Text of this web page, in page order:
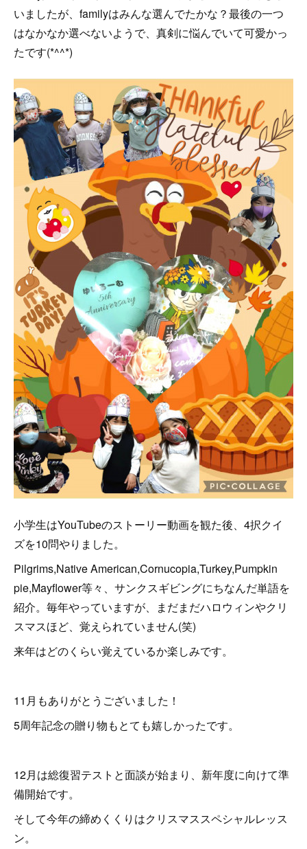
いましたが、familyはみんな選んでたかな？最後の一つ
はなかなか選べないようで、真剣に悩んでいて可愛かっ
たです(*^^*)
小学生はYouTubeのストーリー動画を観た後、4択クイ
ズを10問やりました。
Pilgrims,Native American,Cornucopia,Turkey,Pumpkin
pie,Mayflower等々、サンクスギビングにちなんだ単語を
紹介。毎年やっていますが、まだまだハロウィンやクリ
スマスほど、覚えられていません(笑)
来年はどのくらい覚えているか楽しみです。
11月もありがとうございました！
5周年記念の贈り物もとても嬉しかったです。
12月は総復習テストと面談が始まり、新年度に向けて準
備開始です。
そして今年の締めくくりはクリスマススペシャルレッス
ン。